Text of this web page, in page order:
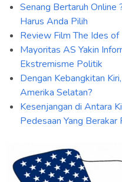
Senang Bertaruh Online
Harus Anda Pilih
Review Film The Ides of
Mayoritas AS Yakin
Ekstremisme Politik
Dengan Kebangkitan
Amerika Selatan?
Kesenjangan di Antara
Pedesaan Yang Berakar